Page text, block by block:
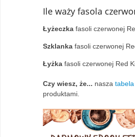
Ile waży fasola
Łyżeczka fasoli czerwonej
Szklanka fasoli czerwonej
Łyżka fasoli czerwonej Red
Czy wiesz, że... nasza
produktami.